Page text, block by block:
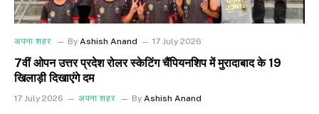
अपना शहर By Ashish Anand 17 July 2026
7वीं ओपन उत्तर प्रदेश रोलर स्केटिंग चैंपियनशिप में मुरादाबाद के 19
खिलाड़ी दिखाएंगे दम
17 July 2026 अपना शहर By Ashish Anand